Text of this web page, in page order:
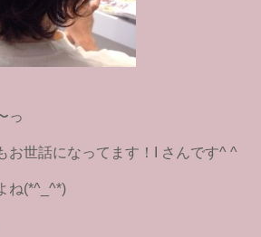
っ
お世話になってます！I さんです^ ^
ね(*^_^*)